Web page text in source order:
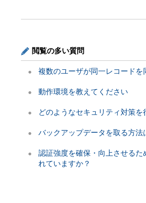
閲覧の多い質問
複数のユーザが同一レコードを
動作環境を教えてください
どのようなセキュリティ対策を
バックアップデータを取る方法
認証強度を確保・向上させるた
れていますか？